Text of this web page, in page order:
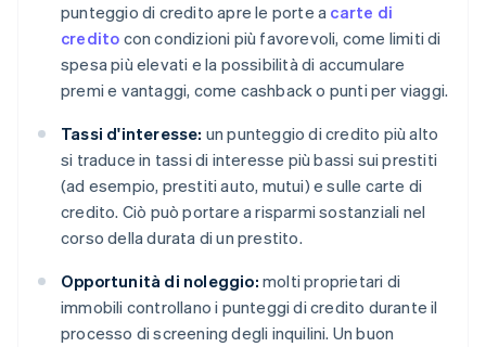
punteggio di credito apre le porte a carte di
credito con condizioni più favorevoli, come limiti di
spesa più elevati e la possibilità di accumulare
premi e vantaggi, come cashback o punti per viaggi.
Tassi d'interesse: un punteggio di credito più alto
si traduce in tassi di interesse più bassi sui prestiti
(ad esempio, prestiti auto, mutui) e sulle carte di
credito. Ciò può portare a risparmi sostanziali nel
corso della durata di un prestito.
Opportunità di noleggio: molti proprietari di
immobili controllano i punteggi di credito durante il
processo di screening degli inquilini. Un buon